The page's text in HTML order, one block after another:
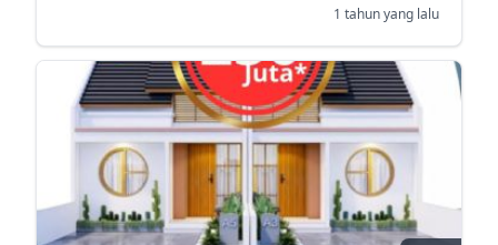
1 tahun yang lalu